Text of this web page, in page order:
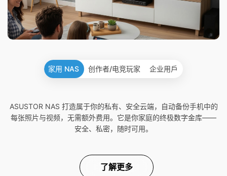
家用 NAS 创作者/电竞玩家 企业用戶
ASUSTOR NAS 打造属于你的私有、安全云端，自动备份手机中的
每张照片与视频，无需额外费用。它是你家庭的终极数字金库——
安全、私密，随时可用。
了解更多